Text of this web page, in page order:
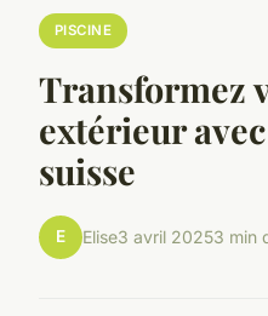
PISCINE
Transformez
extérieur
suisse
E Elise3 avril 20253 min